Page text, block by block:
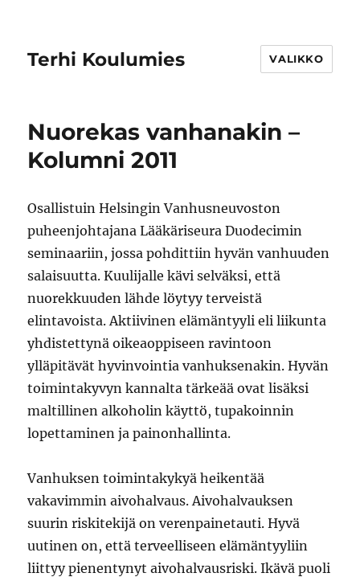
Terhi Koulumies VALIKKO
Nuorekas vanhanakin –
Kolumni 2011
Osallistuin Helsingin Vanhusneuvoston
puheenjohtajana Lääkäriseura Duodecimin
seminaariin, jossa pohdittiin hyvän vanhuuden
salaisuutta. Kuulijalle kävi selväksi, että
nuorekkuuden lähde löytyy terveistä
elintavoista. Aktiivinen elämäntyyli eli liikunta
yhdistettynä oikeaoppiseen ravintoon
ylläpitävät hyvinvointia vanhuksenakin. Hyvän
toimintakyvyn kannalta tärkeää ovat lisäksi
maltillinen alkoholin käyttö, tupakoinnin
lopettaminen ja painonhallinta.
Vanhuksen toimintakykyä heikentää
vakavimmin aivohalvaus. Aivohalvauksen
suurin riskitekijä on verenpainetauti. Hyvä
uutinen on, että terveelliseen elämäntyyliin
liittyy pienentynyt aivohalvausriski. Ikävä puoli